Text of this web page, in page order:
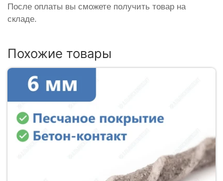
После оплаты вы сможете получить товар на
складе.
Похожие товары